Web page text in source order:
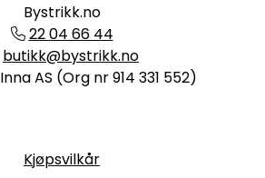
Bystrikk.no
22 04 66 44
butikk@bystrikk.no
AS (Org nr 914 331 552)
Kjøpsvilkår